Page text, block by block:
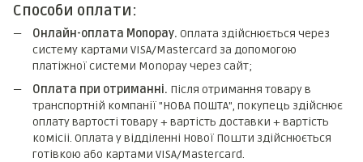
Способи оплати:
Онлайн-оплата Monopay. Оплата здійснюється через
систему картами VISA/Mastercard за допомогою
платіжної системи Monopay через сайт;
Оплата при отриманні. Після отримання товару в
транспортній компанії "НОВА ПОШТА", покупець здійснює
оплату вартості товару + вартість доставки + вартість
комicii. Оплата у відділенні Нової Пошти здійснюється
готівкою або картами VISA/Mastercard.